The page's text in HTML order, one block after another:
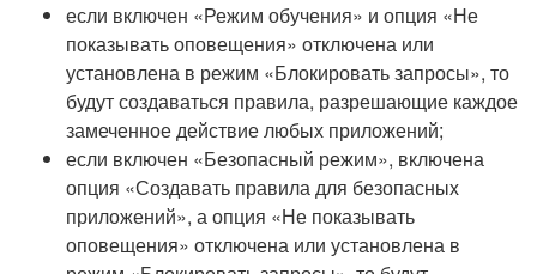
если включен «Режим обучения» и опция «Не
показывать оповещения» отключена или
установлена в режим «Блокировать запросы», то
будут создаваться правила, разрешающие каждое
замеченное действие любых приложений;
если включен «Безопасный режим», включена
опция «Создавать правила для безопасных
приложений», а опция «Не показывать
оповещения» отключена или установлена в